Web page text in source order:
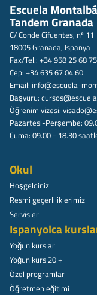
Escuela
Tandem Granada
C/ Conde Cifuentes, nº 11
18005 Granada, Ispanya
Fax/Tel.: +34 958 25 68 75
Cep: +34 635 67 04 60
Email: info@escuela-
Başvuru:
Öğrenim vizesi:
Pazartesi-Perşembe:
Cuma: 09.00 - 18.30
Okul
Hoşgeldiniz
Resmi geçerliliklerimiz
Servisler
Ispanyolca
Yoğun kurslar
Yoğun kurs 20 +
Özel programlar
Öğretmen eğitimi